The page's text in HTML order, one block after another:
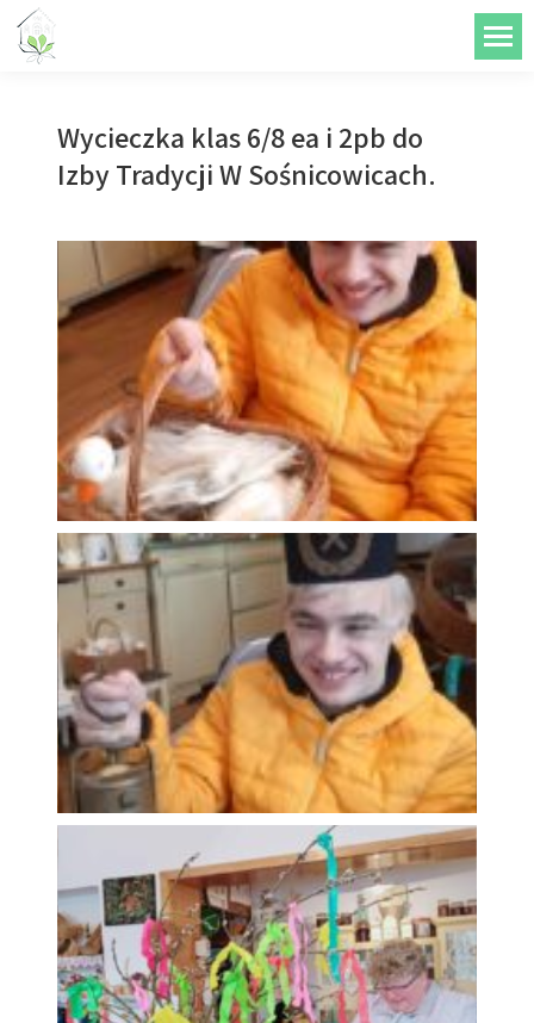
treści
Wycieczka klas 6/8 ea i 2pb do
Izby Tradycji W Sośnicowicach.